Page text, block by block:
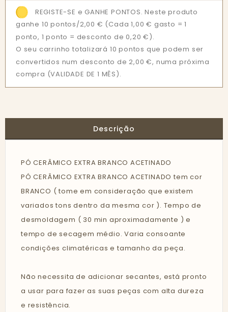
REGISTE-SE e GANHE PONTOS. Neste produto
ganhe 10 pontos/2,00 € (Cada 1,00 € gasto = 1
ponto, 1 ponto = desconto de 0,20 €).
O seu carrinho totalizará 10 pontos que podem ser
convertidos num desconto de 2,00 €, numa próxima
compra (VALIDADE DE 1 MÊS).
Descrição
PÓ CERÂMICO EXTRA BRANCO ACETINADO
PÓ CERÂMICO EXTRA BRANCO ACETINADO tem cor
BRANCO ( tome em consideração que existem
variados tons dentro da mesma cor ). Tempo de
desmoldagem ( 30 min aproximadamente ) e
tempo de secagem médio. Varia consoante
condições climatéricas e tamanho da peça.
Não necessita de adicionar secantes, está pronto
a usar para fazer as suas peças com alta dureza
e resistência.